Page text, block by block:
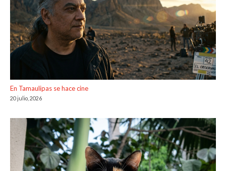
En Tamaulipas se hace cine
20 julio, 2026